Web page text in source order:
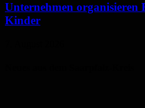
Unternehmen organisieren
Kinder